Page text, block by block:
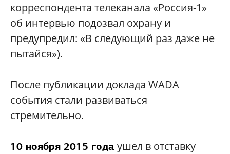
корреспондента телеканала «Россия-1»
об интервью подозвал охрану и
предупредил: «В следующий раз даже не
пытайся»).
После публикации доклада WADA
события стали развиваться
стремительно.
10 ноября 2015 года ушел в отставку